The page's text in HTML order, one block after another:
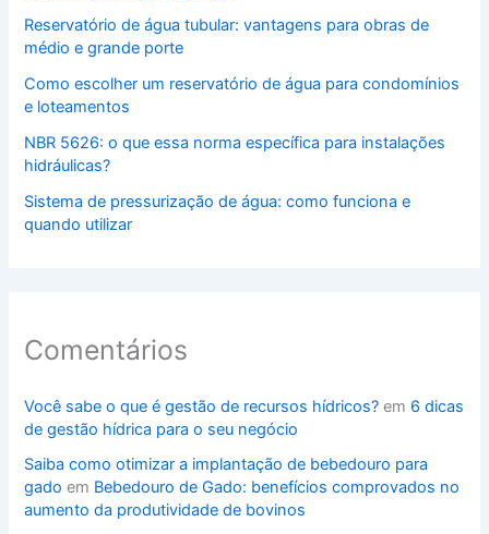
Reservatório de água tubular: vantagens para obras de
médio e grande porte
Como escolher um reservatório de água para condomínios
e loteamentos
NBR 5626: o que essa norma específica para instalações
hidráulicas?
Sistema de pressurização de água: como funciona e
quando utilizar
Comentários
Você sabe o que é gestão de recursos hídricos? em 6 dicas
de gestão hídrica para o seu negócio
Saiba como otimizar a implantação de bebedouro para
gado em Bebedouro de Gado: benefícios comprovados no
aumento da produtividade de bovinos